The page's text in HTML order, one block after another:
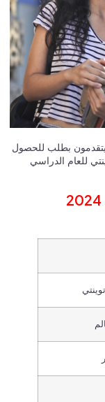
يتقدمون بطلب للحصول
للعام الدراسي